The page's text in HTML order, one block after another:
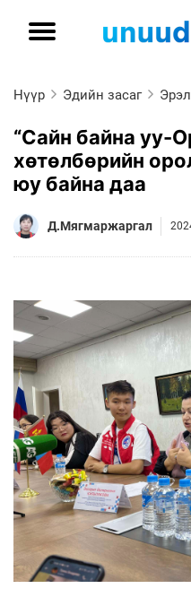
Нүүр Эдийн засаг
“Сайн байна уу-
хөтөлбөрийн
юу байна даа
Д.Мягмаржаргал